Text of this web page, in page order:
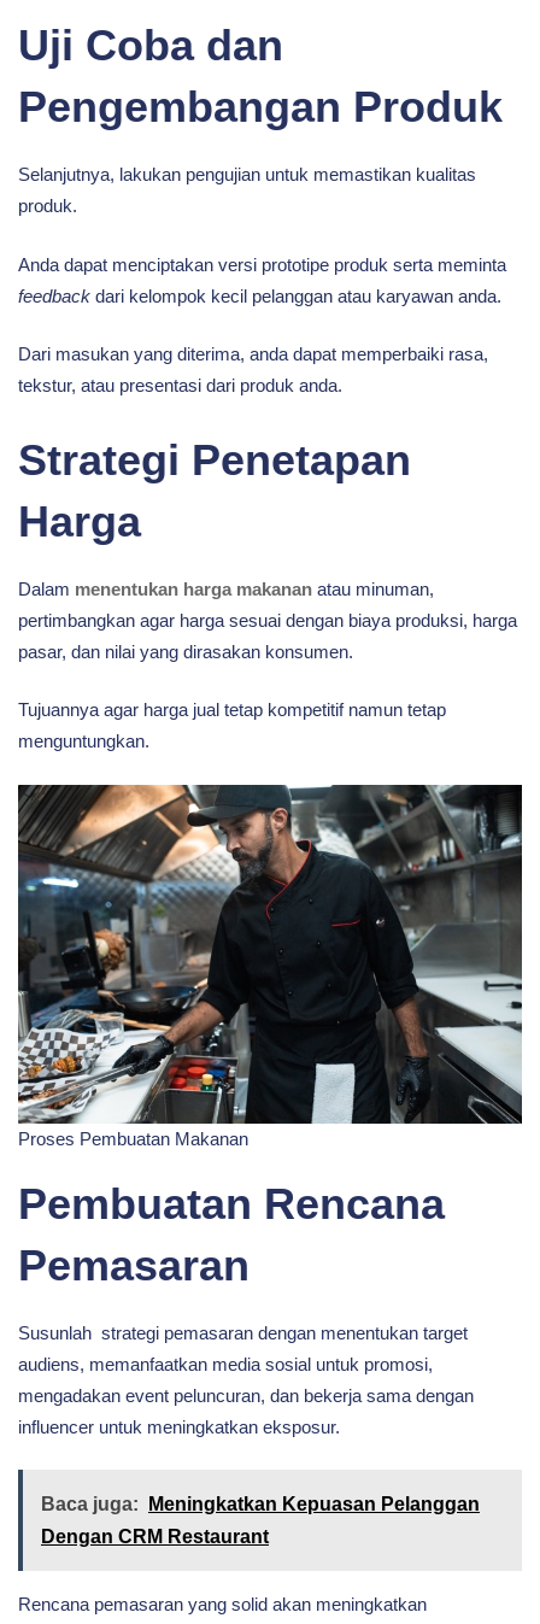
Uji Coba dan
Pengembangan Produk
Selanjutnya, lakukan pengujian untuk memastikan kualitas
produk.
Anda dapat menciptakan versi prototipe produk serta meminta
feedback dari kelompok kecil pelanggan atau karyawan anda.
Dari masukan yang diterima, anda dapat memperbaiki rasa,
tekstur, atau presentasi dari produk anda.
Strategi Penetapan
Harga
Dalam menentukan harga makanan atau minuman,
pertimbangkan agar harga sesuai dengan biaya produksi, harga
pasar, dan nilai yang dirasakan konsumen.
Tujuannya agar harga jual tetap kompetitif namun tetap
menguntungkan.
Proses Pembuatan Makanan
Pembuatan Rencana
Pemasaran
Susunlah strategi pemasaran dengan menentukan target
audiens, memanfaatkan media sosial untuk promosi,
mengadakan event peluncuran, dan bekerja sama dengan
influencer untuk meningkatkan eksposur.
Baca juga:
Meningkatkan Kepuasan Pelanggan
Dengan CRM Restaurant
Rencana pemasaran yang solid akan meningkatkan